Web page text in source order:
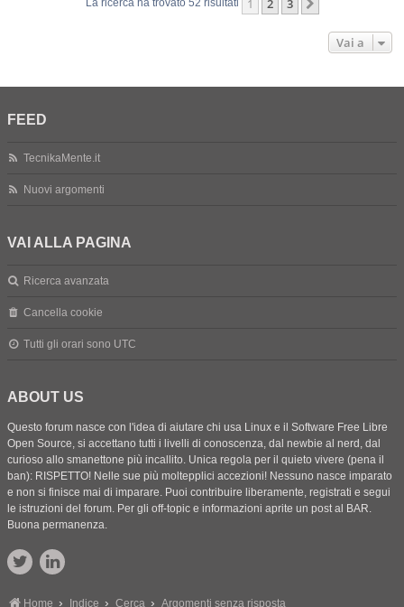
La ricerca ha trovato 52 risultati
1 2 3
Vai a
FEED
TecnikaMente.it
Nuovi argomenti
VAI ALLA PAGINA
Ricerca avanzata
Cancella cookie
Tutti gli orari sono UTC
ABOUT US
Questo forum nasce con l'idea di aiutare chi usa Linux e il Software Free Libre
Open Source, si accettano tutti i livelli di conoscenza, dal newbie al nerd, dal
curioso allo smanettone più incallito. Unica regola per il quieto vivere (pena il
ban): RISPETTO! Nelle sue più moltepplici accezioni! Nessuno nasce imparato
e non si finisce mai di imparare. Puoi contribuire liberamente, registrati e segui
le istruzioni del forum. Per gli off-topic e informazioni aprite un post al BAR.
Buona permanenza.
Home Indice Cerca Argomenti senza risposta